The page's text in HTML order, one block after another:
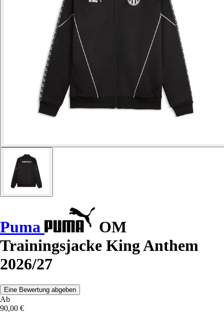
Puma
OM
Trainingsjacke King Anthem
2026/27
Eine Bewertung abgeben
Ab
90,00 €